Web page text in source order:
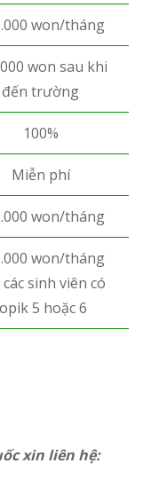
won/tháng
won sau khi
đến trường
100%
Miễn phí
won/tháng
won/tháng
sinh viên có
5 hoặc 6
xin liên hệ: